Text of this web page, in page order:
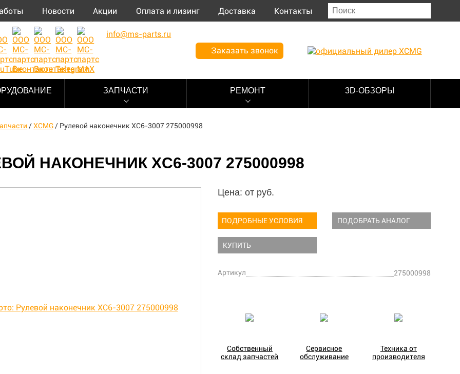
Новости Акции Оплата и лизинг Доставка Контакты
info@ms-parts.ru
Заказать звонок
ЗАПЧАСТИ РЕМОНТ 3D-ОБЗОРЫ
/XCMG / Рулевой наконечник XC6-3007 275000998
НАКОНЕЧНИК XC6-3007 275000998
Цена: от руб.
ПОДРОБНЫЕ УСЛОВИЯ ПОДОБРАТЬ АНАЛОГ
КУПИТЬ
Артикул 275000998
Собственный
склад запчастей
Сервисное
обслуживание
Техника от
производителя